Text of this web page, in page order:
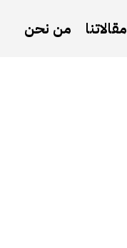
مقالاتنا من نحن